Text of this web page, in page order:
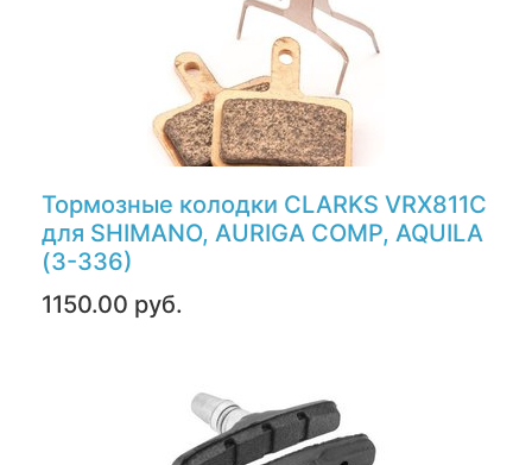
Тормозные колодки CLARKS VRX811C
для SHIMANO, AURIGA COMP, AQUILA
(3-336)
1150.00 руб.